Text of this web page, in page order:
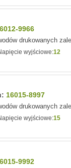
9966
drukowanych
wyjściowe:12
16015-8997
drukowanych
wyjściowe:15
9992